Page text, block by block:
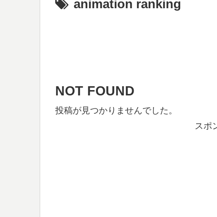
animation ranking
NOT FOUND
投稿が見つかりませんでした。
スポ